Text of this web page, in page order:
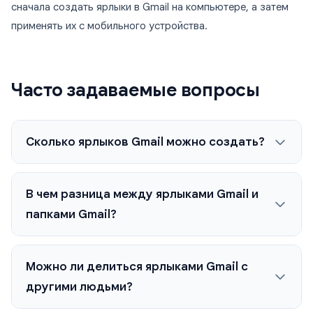
сначала создать ярлыки в Gmail на компьютере, а затем
применять их с мобильного устройства.
Часто задаваемые вопросы
Сколько ярлыков Gmail можно создать?
В чем разница между ярлыками Gmail и
папками Gmail?
Можно ли делиться ярлыками Gmail с
другими людьми?